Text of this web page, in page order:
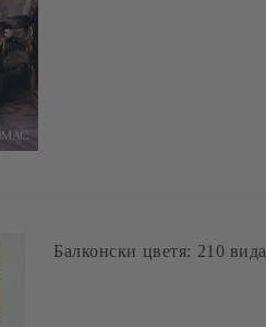
Балконски цветя: 210 вида